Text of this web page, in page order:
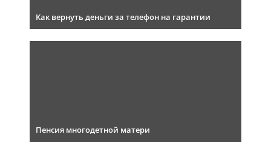
Как вернуть деньги за телефон на гарантии
Пенсия многодетной матери